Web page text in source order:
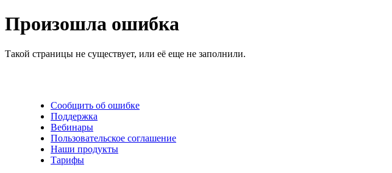
Произошла ошибка
Такой страницы не существует, или её еще не заполнили.
Сообщить об ошибке
Поддержка
Вебинары
Пользовательское соглашение
Наши продукты
Тарифы